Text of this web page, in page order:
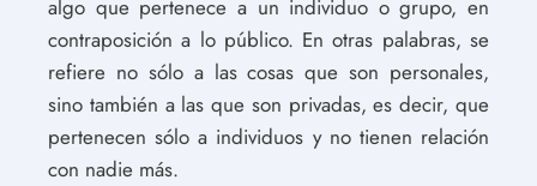
algo que pertenece a un individuo o grupo, en
contraposición a lo público. En otras palabras, se
refiere no sólo a las cosas que son personales,
sino también a las que son privadas, es decir, que
pertenecen sólo a individuos y no tienen relación
con nadie más.